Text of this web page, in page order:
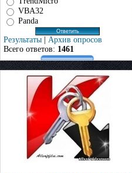
VBA32
Panda
Результаты | Архив опросов
Всего ответов: 1461